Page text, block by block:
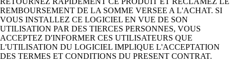
REMBOURSEMENT DE LA SOMME VERSEE A L'ACHAT. SI
VOUS INSTALLEZ CE LOGICIEL EN VUE DE SON
UTILISATION PAR DES TIERCES PERSONNES, VOUS
ACCEPTEZ D'INFORMER CES UTILISATEURS QUE
L'UTILISATION DU LOGICIEL IMPLIQUE L'ACCEPTATION
DES TERMES ET CONDITIONS DU PRESENT CONTRAT.